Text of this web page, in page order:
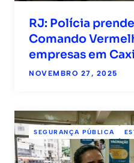
RJ: Polícia
Comando
empresas em
NOVEMBRO 27, 2025
SEGURANÇA PÚBLICA